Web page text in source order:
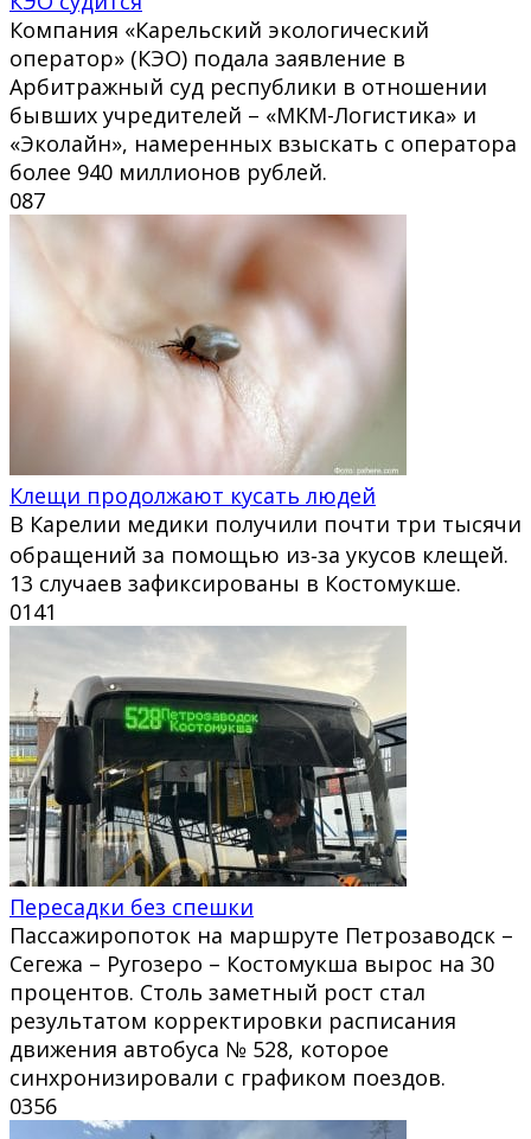
Компания «Карельский экологический
оператор» (КЭО) подала заявление в
Арбитражный суд республики в отношении
бывших учредителей – «МКМ-Логистика» и
«Эколайн», намеренных взыскать с оператора
более 940 миллионов рублей.
087
Клещи продолжают кусать людей
В Карелии медики получили почти три тысячи
обращений за помощью из‑за укусов клещей.
13 случаев зафиксированы в Костомукше.
0141
Пересадки без спешки
Пассажиропоток на маршруте Петрозаводск –
Сегежа – Ругозеро – Костомукша вырос на 30
процентов. Столь заметный рост стал
результатом корректировки расписания
движения автобуса № 528, которое
синхронизировали с графиком поездов.
0356